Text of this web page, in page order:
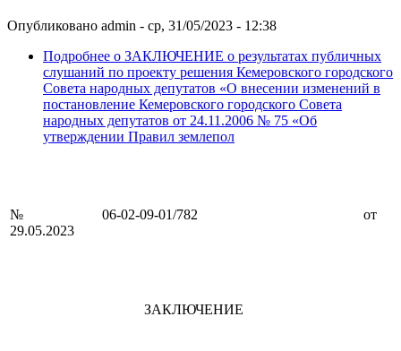
Опубликовано admin - ср, 31/05/2023 - 12:38
Подробнее о ЗАКЛЮЧЕНИЕ о результатах публичных
слушаний по проекту решения Кемеровского городского
Совета народных депутатов «О внесении изменений в
постановление Кемеровского городского Совета
народных депутатов от 24.11.2006 № 75 «Об
утверждении Правил землепол
№ 06-02-09-01/782 от
29.05.2023
ЗАКЛЮЧЕНИЕ